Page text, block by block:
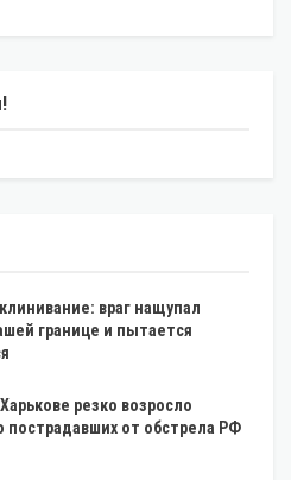
враг нащупал
границе и пытается
резко возросло
пострадавших от обстрела РФ